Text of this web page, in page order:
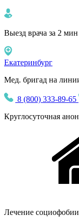
Выезд врача за 2 мин
Екатеринбург
Мед. бригад на
8 (800) 333-89-65
Круглосуточная
Лечение социофобии